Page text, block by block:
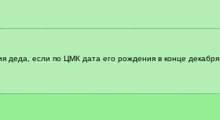
деда, если по ЦМК дата его рождения в конце